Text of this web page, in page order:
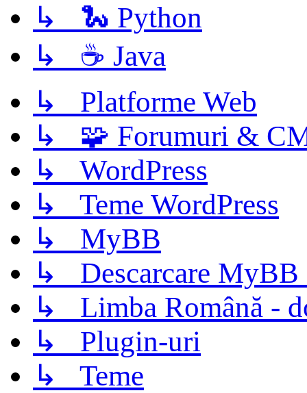
↳ 🐍 Python
↳ ☕ Java
↳ Platforme Web
↳ 🧩 Forumuri &
↳ WordPress
↳ Teme WordPress
↳ MyBB
↳ Descarcare MyBB
↳ Limba Română -
↳ Plugin-uri
↳ Teme